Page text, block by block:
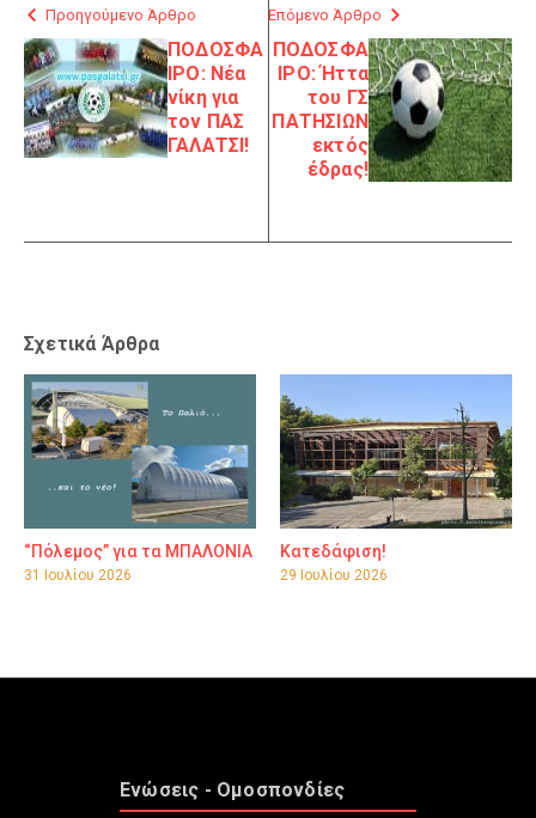
Προηγούμενο Άρθρο
ΠΟΔΟΣΦΑ
ΙΡΟ: Νέα
νίκη για
τον ΠΑΣ
ΓΑΛΑΤΣΙ!
Επόμενο Άρθρο
ΠΟΔΟΣΦΑ
ΙΡΟ: Ήττα
του ΓΣ
ΠΑΤΗΣΙΩΝ
εκτός
έδρας!
Σχετικά Άρθρα
“Πόλεμος” για τα ΜΠΑΛΟΝΙΑ
31 Ιουλίου 2026
Κατεδάφιση!
29 Ιουλίου 2026
Ενώσεις - Ομοσπονδίες